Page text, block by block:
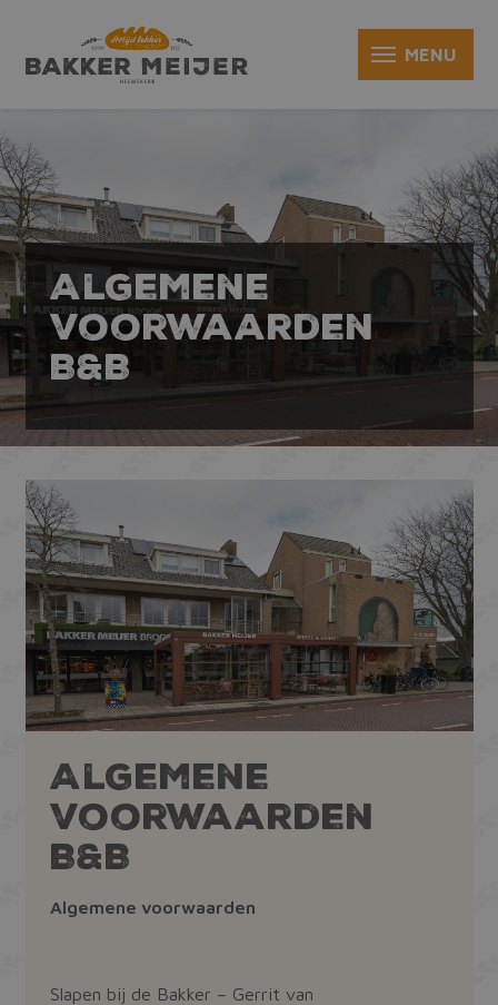
Algemene
voorwaarden
B&B
Algemene
voorwaarden
B&B
Algemene voorwaarden
Slapen bij de Bakker – Gerrit van